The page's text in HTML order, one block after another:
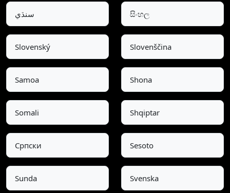
سنڌي සිංහල
Slovenský Slovenščina
Samoa Shona
Somali Shqiptar
Српски Sesoto
Sunda Svenska